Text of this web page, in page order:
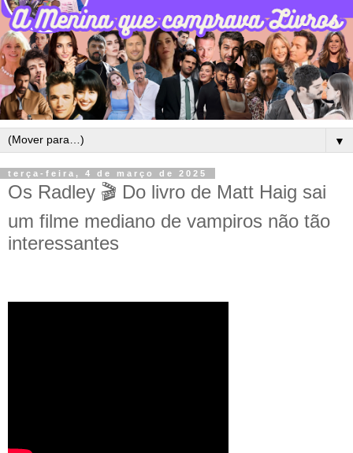
▼
terça-feira, 4 de março de 2025
Os Radley 🎬 Do livro de Matt Haig sai
um filme mediano de vampiros não tão
interessantes